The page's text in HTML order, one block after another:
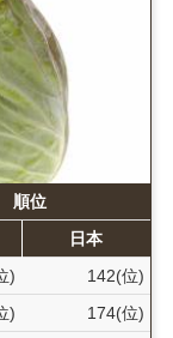
順位
日本
)
142(位)
)
174(位)